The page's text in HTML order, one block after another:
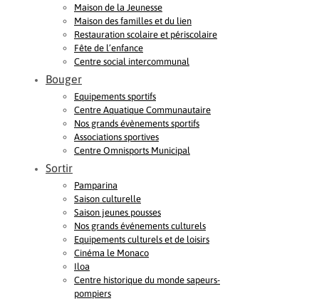
Maison de la Jeunesse
Maison des familles et du lien
Restauration scolaire et périscolaire
Fête de l’enfance
Centre social intercommunal
Bouger
Equipements sportifs
Centre Aquatique Communautaire
Nos grands évènements sportifs
Associations sportives
Centre Omnisports Municipal
Sortir
Pamparina
Saison culturelle
Saison jeunes pousses
Nos grands événements culturels
Equipements culturels et de loisirs
Cinéma le Monaco
Iloa
Centre historique du monde sapeurs-
pompiers